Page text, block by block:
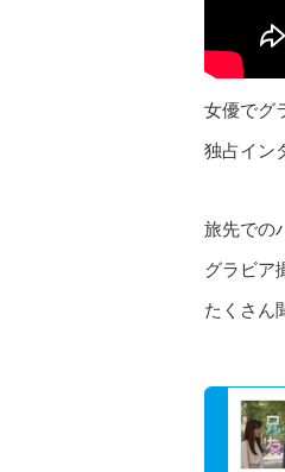
女優でグ
独占イン
旅先での
グラビア
たくさん